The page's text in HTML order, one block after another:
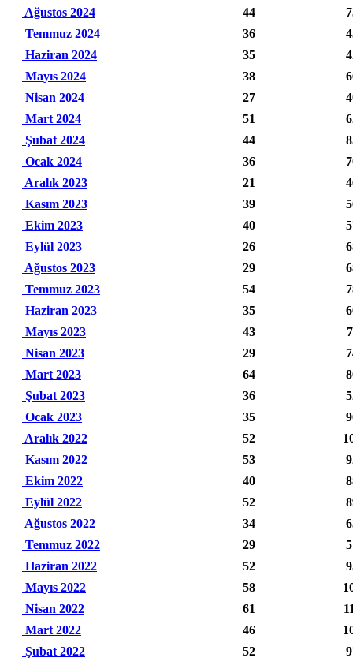
Ağustos 2024
44
Temmuz 2024
36
Haziran 2024
35
Mayıs 2024
38
Nisan 2024
27
Mart 2024
51
Şubat 2024
44
Ocak 2024
36
Aralık 2023
21
Kasım 2023
39
Ekim 2023
40
Eylül 2023
26
Ağustos 2023
29
Temmuz 2023
54
Haziran 2023
35
Mayıs 2023
43
Nisan 2023
29
Mart 2023
64
Şubat 2023
36
Ocak 2023
35
Aralık 2022
52
Kasım 2022
53
Ekim 2022
40
Eylül 2022
52
Ağustos 2022
34
Temmuz 2022
29
Haziran 2022
52
Mayıs 2022
58
Nisan 2022
61
Mart 2022
46
Şubat 2022
52